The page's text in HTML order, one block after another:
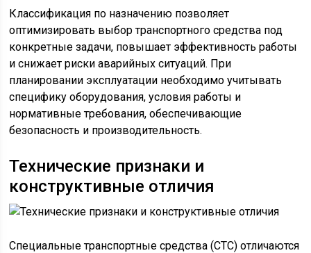
Классификация по назначению позволяет
оптимизировать выбор транспортного средства под
конкретные задачи, повышает эффективность работы
и снижает риски аварийных ситуаций. При
планировании эксплуатации необходимо учитывать
специфику оборудования, условия работы и
нормативные требования, обеспечивающие
безопасность и производительность.
Технические признаки и
конструктивные отличия
Специальные транспортные средства (СТС) отличаются